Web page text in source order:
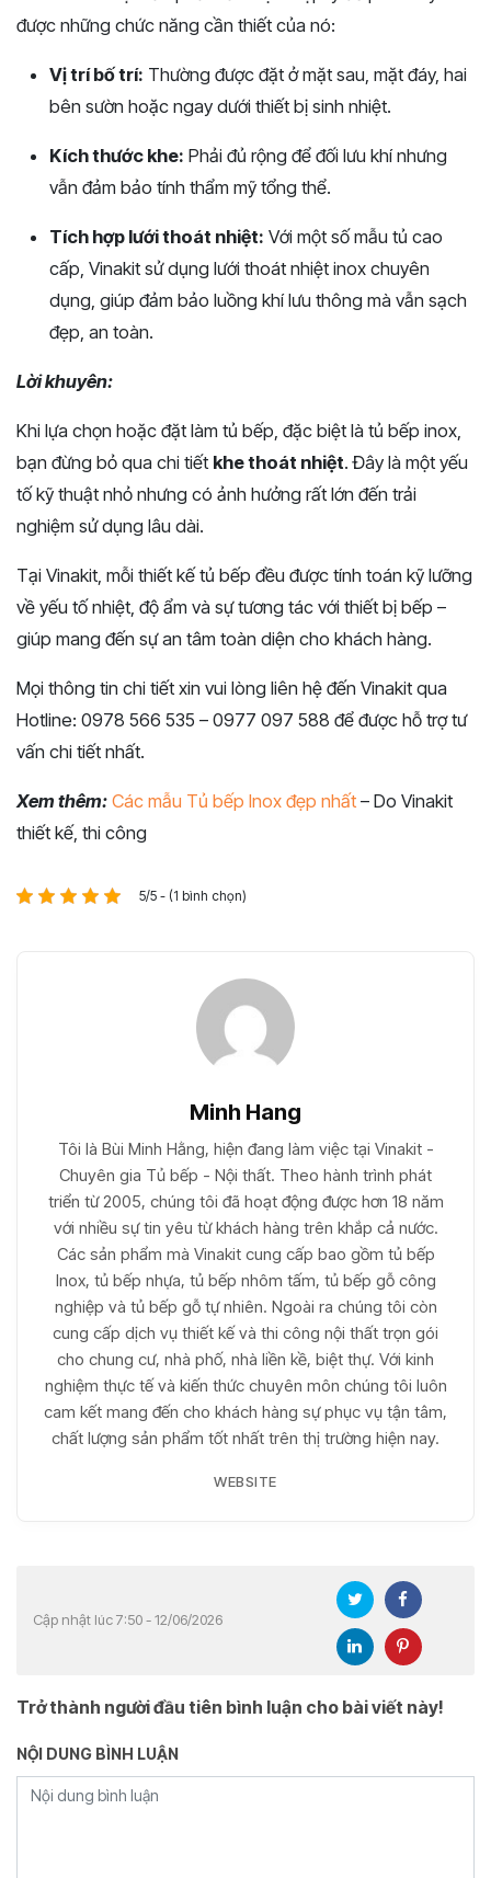
được những chức năng cần thiết của nó:
Vị trí bố trí: Thường được đặt ở mặt sau, mặt đáy, hai
bên sườn hoặc ngay dưới thiết bị sinh nhiệt.
Kích thước khe: Phải đủ rộng để đối lưu khí nhưng
vẫn đảm bảo tính thẩm mỹ tổng thể.
Tích hợp lưới thoát nhiệt: Với một số mẫu tủ cao
cấp, Vinakit sử dụng lưới thoát nhiệt inox chuyên
dụng, giúp đảm bảo luồng khí lưu thông mà vẫn sạch
đẹp, an toàn.
Lời khuyên:
Khi lựa chọn hoặc đặt làm tủ bếp, đặc biệt là tủ bếp inox,
bạn đừng bỏ qua chi tiết khe thoát nhiệt. Đây là một yếu
tố kỹ thuật nhỏ nhưng có ảnh hưởng rất lớn đến trải
nghiệm sử dụng lâu dài.
Tại Vinakit, mỗi thiết kế tủ bếp đều được tính toán kỹ lưỡng
về yếu tố nhiệt, độ ẩm và sự tương tác với thiết bị bếp –
giúp mang đến sự an tâm toàn diện cho khách hàng.
Mọi thông tin chi tiết xin vui lòng liên hệ đến Vinakit qua
Hotline: 0978 566 535 – 0977 097 588 để được hỗ trợ tư
vấn chi tiết nhất.
Xem thêm: Các mẫu Tủ bếp Inox đẹp nhất – Do Vinakit
thiết kế, thi công
5/5 - (1 bình chọn)
Minh Hang
Tôi là Bùi Minh Hằng, hiện đang làm việc tại Vinakit -
Chuyên gia Tủ bếp - Nội thất. Theo hành trình phát
triển từ 2005, chúng tôi đã hoạt động được hơn 18 năm
với nhiều sự tin yêu từ khách hàng trên khắp cả nước.
Các sản phẩm mà Vinakit cung cấp bao gồm tủ bếp
Inox, tủ bếp nhựa, tủ bếp nhôm tấm, tủ bếp gỗ công
nghiệp và tủ bếp gỗ tự nhiên. Ngoài ra chúng tôi còn
cung cấp dịch vụ thiết kế và thi công nội thất trọn gói
cho chung cư, nhà phố, nhà liền kề, biệt thự. Với kinh
nghiệm thực tế và kiến thức chuyên môn chúng tôi luôn
cam kết mang đến cho khách hàng sự phục vụ tận tâm,
chất lượng sản phẩm tốt nhất trên thị trường hiện nay.
WEBSITE
Cập nhật lúc 7:50 - 12/06/2026
Trở thành người đầu tiên bình luận cho bài viết này!
NỘI DUNG BÌNH LUẬN